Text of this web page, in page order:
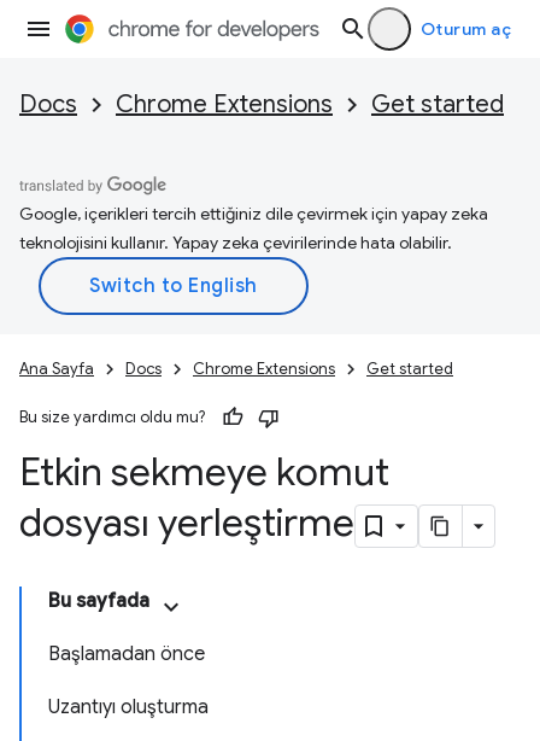
Oturum aç
Docs Chrome Extensions Get started
Google, içerikleri tercih ettiğiniz dile çevirmek için yapay zeka
teknolojisini kullanır. Yapay zeka çevirilerinde hata olabilir.
Ana Sayfa Docs Chrome Extensions Get started
Bu size yardımcı oldu mu?
Etkin sekmeye komut
dosyası yerleştirme
Bu sayfada
Başlamadan önce
Uzantıyı oluşturma